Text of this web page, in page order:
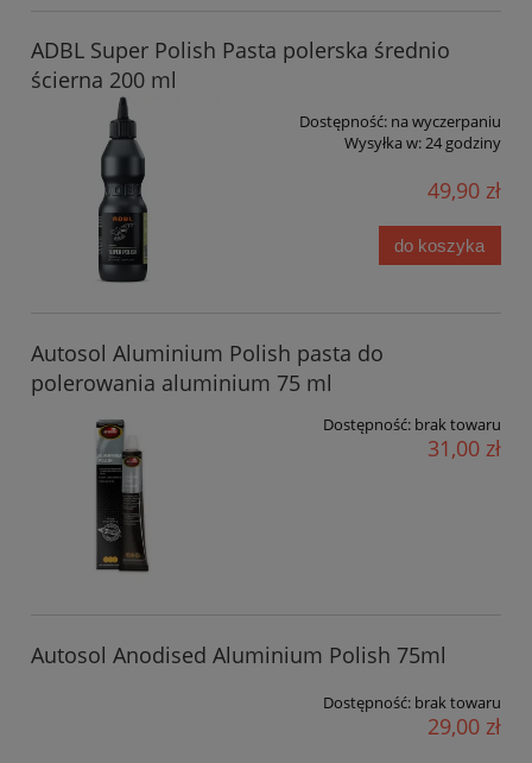
ADBL Super Polish Pasta polerska średnio
ścierna 200 ml
Dostępność: na wyczerpaniu
Wysyłka w:24 godziny
49,90 zł
do koszyka
Autosol Aluminium Polish pasta do
polerowania aluminium 75 ml
Dostępność: brak towaru
31,00 zł
Autosol Anodised Aluminium Polish 75ml
Dostępność: brak towaru
29,00 zł